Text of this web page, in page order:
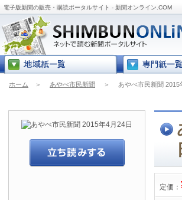
電子版新聞の販売・購読ポータルサイト - 新聞オンライン.COM
ホーム ＞ あやべ市民新聞 ＞ あやべ市民新聞 2015
定価：